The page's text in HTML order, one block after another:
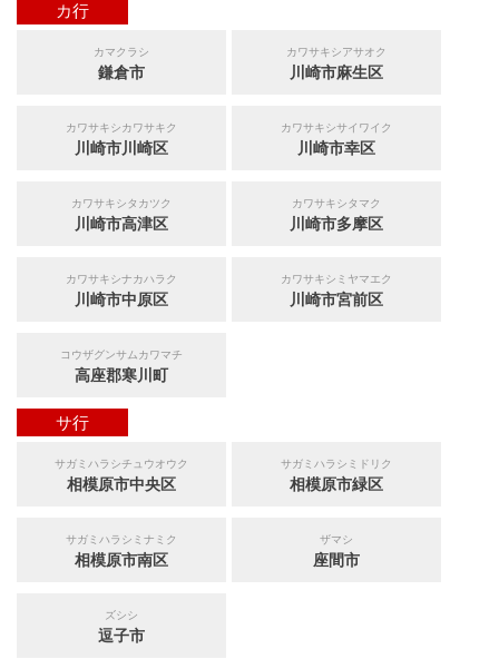
カ行
カマクラシ
鎌倉市
カワサキシアサオク
川崎市麻生区
カワサキシカワサキク
川崎市川崎区
カワサキシサイワイク
川崎市幸区
カワサキシタカツク
川崎市高津区
カワサキシタマク
川崎市多摩区
カワサキシナカハラク
川崎市中原区
カワサキシミヤマエク
川崎市宮前区
コウザグンサムカワマチ
高座郡寒川町
サ行
サガミハラシチュウオウク
相模原市中央区
サガミハラシミドリク
相模原市緑区
サガミハラシミナミク
相模原市南区
ザマシ
座間市
ズシシ
逗子市